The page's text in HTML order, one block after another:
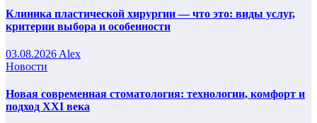
Клиника пластической хирургии — что это: виды услуг,
критерии выбора и особенности
03.08.2026 Alex
Новости
Новая современная стоматология: технологии, комфорт и
подход XXI века